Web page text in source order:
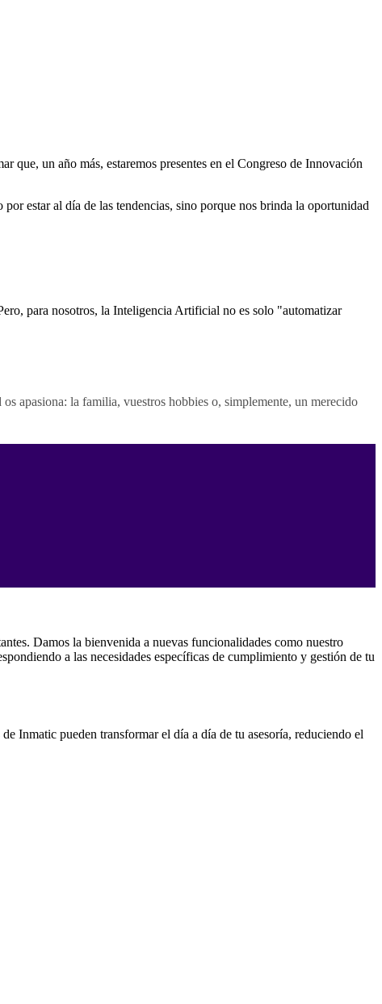
que, un año más, estaremos presentes en el Congreso de Innovación
estar al día de las tendencias, sino porque nos brinda la oportunidad
para nosotros, la Inteligencia Artificial no es solo "automatizar
apasiona: la familia, vuestros hobbies o, simplemente, un merecido
Damos la bienvenida a nuevas funcionalidades como nuestro
a las necesidades específicas de cumplimiento y gestión de tu
Inmatic pueden transformar el día a día de tu asesoría, reduciendo el